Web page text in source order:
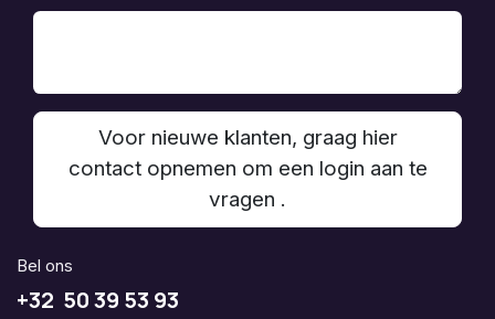
Voor nieuwe klanten, graag hier
contact opnemen om een login aan te
vragen .
Bel ons
+32 50 39 53 93